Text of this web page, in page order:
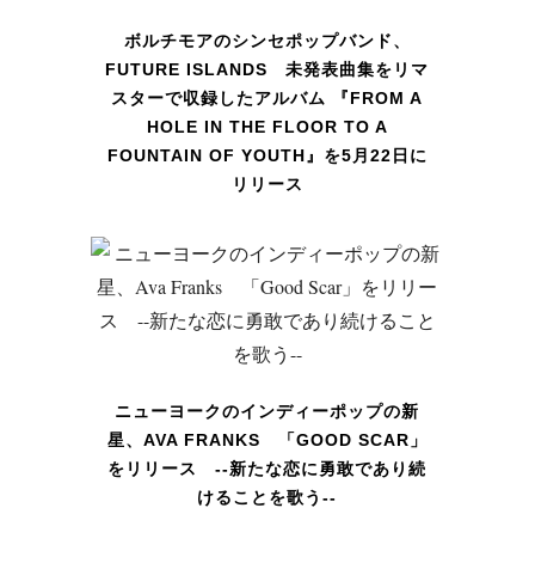
ボルチモアのシンセポップバンド、
FUTURE ISLANDS 未発表曲集をリマ
スターで収録したアルバム 『FROM A
HOLE IN THE FLOOR TO A
FOUNTAIN OF YOUTH』を5月22日に
リリース
ニューヨークのインディーポップの新
星、AVA FRANKS 「GOOD SCAR」
をリリース --新たな恋に勇敢であり続
けることを歌う--